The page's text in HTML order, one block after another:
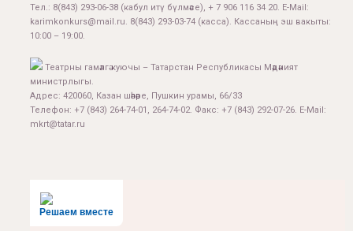
Тел.: 8(843) 293-06-38 (кабул итү бүлмәсе), + 7 906 116 34 20. E-Mail:
karimkonkurs@mail.ru. 8(843) 293-03-74 (касса). Кассаның эш вакыты:
10:00 – 19:00.
Театрны гамәлгә куючы – Татарстан Республикасы Мәдәният
министрлыгы.
Адрес: 420060, Казан шәһәре, Пушкин урамы, 66/33
Телефон: +7 (843) 264-74-01, 264-74-02. Факс: +7 (843) 292-07-26. E-Mail:
mkrt@tatar.ru
Решаем вместе